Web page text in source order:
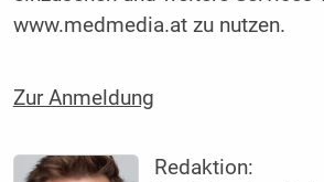
www.medmedia.at zu nutzen.
Zur Anmeldung
Redaktion: